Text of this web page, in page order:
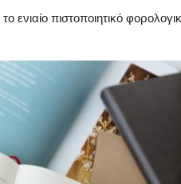
πιστοποιητικό